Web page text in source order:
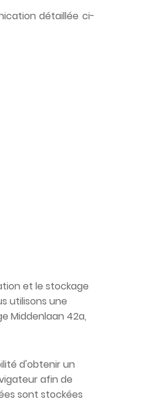
détaillée ci-
et le stockage
utilisons une
Middenlaan 42a,
d'obtenir un
afin de
sont stockées